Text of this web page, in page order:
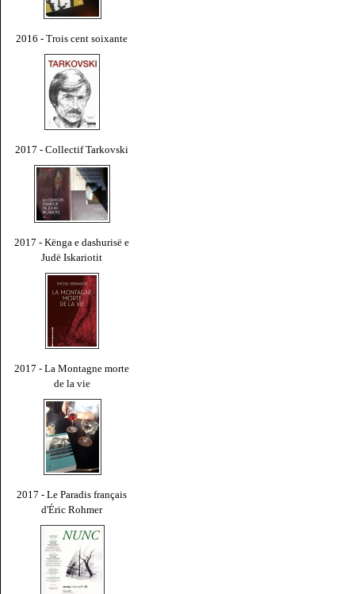
2016 - Trois cent soixante
2017 - Collectif Tarkovski
2017 - Kënga e dashurisë e
Judë Iskariotit
2017 - La Montagne morte
de la vie
2017 - Le Paradis français
d'Éric Rohmer